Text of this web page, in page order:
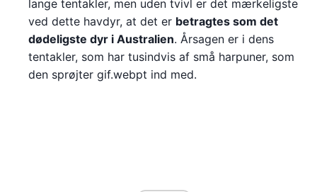
lange tentakler, men uden tvivl er det mærkeligste
ved dette havdyr, at det er betragtes som det
dødeligste dyr i Australien. Årsagen er i dens
tentakler, som har tusindvis af små harpuner, som
den sprøjter gif.webpt ind med.